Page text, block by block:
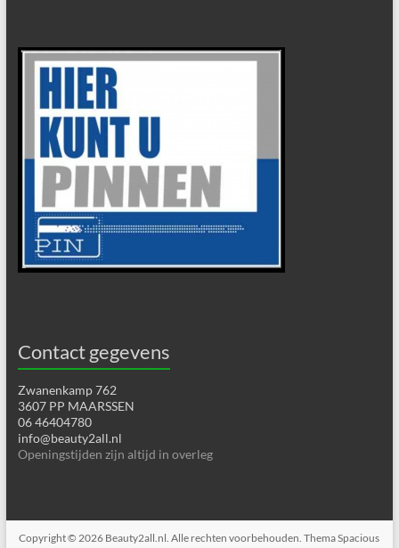
Contact gegevens
Zwanenkamp 762
3607 PP MAARSSEN
06 46404780
info@beauty2all.nl
Openingstijden zijn altijd in overleg
Copyright © 2026 Beauty2all.nl. Alle rechten voorbehouden. ThemaSpacious